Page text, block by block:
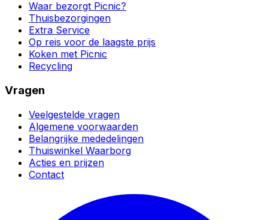
Waar bezorgt Picnic?
Thuisbezorgingen
Extra Service
Op reis voor de laagste prijs
Koken met Picnic
Recycling
Vragen
Veelgestelde vragen
Algemene voorwaarden
Belangrijke mededelingen
Thuiswinkel Waarborg
Acties en prijzen
Contact